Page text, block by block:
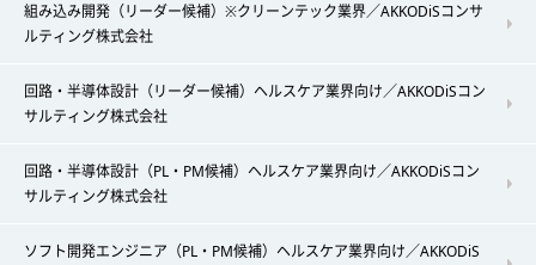
組み込み開発（リーダー候補）※クリーンテック業界／AKKODiSコンサ
ルティング株式会社
回路・半導体設計（リーダー候補）ヘルスケア業界向け／AKKODiSコン
サルティング株式会社
回路・半導体設計（PL・PM候補）ヘルスケア業界向け／AKKODiSコン
サルティング株式会社
ソフト開発エンジニア（PL・PM候補）ヘルスケア業界向け／AKKODiS